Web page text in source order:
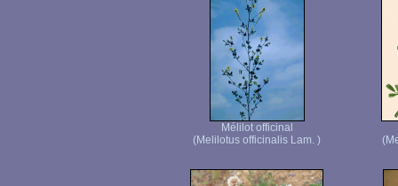
Mélilot officinal
(Melilotus officinalis Lam. )